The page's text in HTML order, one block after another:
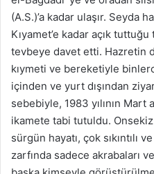
(A.S.)’a kadar ulaşır. Seyda
Kıyamet’e kadar açık
tevbeye davet etti. Hazretin
kıymeti ve bereketiyle
içinden ve yurt dışından
sebebiyle, 1983 yılının Mart
ikamete tabi tutuldu.
sürgün hayatı, çok sıkıntılı
zarfında sadece akrabaları